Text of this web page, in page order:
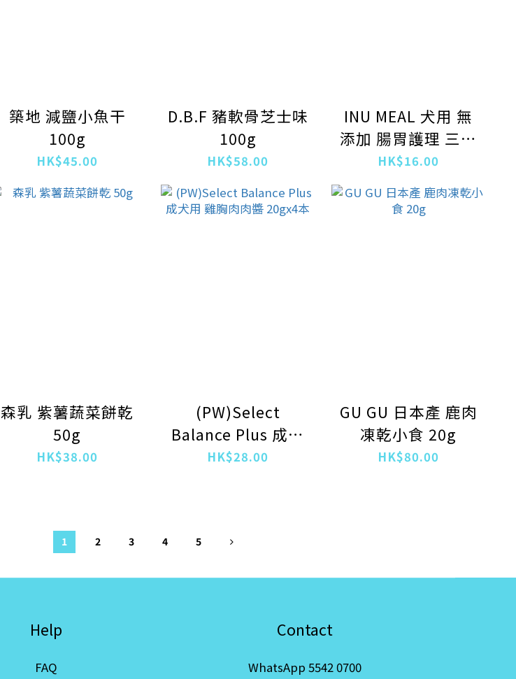
築地 減鹽小魚干
100g
HK$45.00
D.B.F 豬軟骨芝士味
100g
HK$58.00
INU MEAL 犬用 無
添加 腸胃護理 三文
魚濕糧包 40g
HK$16.00
森乳 紫薯蔬菜餅乾
50g
HK$38.00
(PW)Select
Balance Plus 成犬
用 雞胸肉肉醬
HK$28.00
GU GU 日本產 鹿肉
凍乾小食 20g
HK$80.00
1 2 3 4 5
Help
FAQ
Contact
WhatsApp 5542 0700